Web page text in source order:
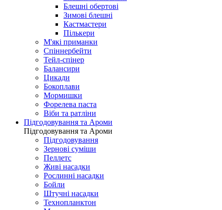
Блешні обертові
Зимові блешні
Кастмастери
Пількери
М'які приманки
Спіннербейти
Тейл-спінер
Балансири
Цикади
Бокоплави
Мормишки
Форелева паста
Віби та ратліни
Підгодовування та Ароми
Підгодовування та Ароми
Підгодовування
Зернові суміши
Пеллетс
Живі насадки
Рослинні насадки
Бойли
Штучні насадки
Технопланктон